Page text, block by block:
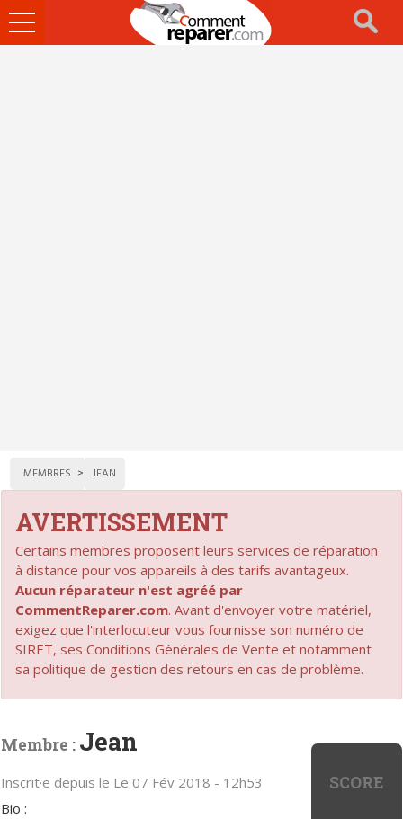
Ouvrir
le
MEMBRES JEAN
AVERTISSEMENT
Certains membres proposent leurs services de réparation
à distance pour vos appareils à des tarifs avantageux.
Aucun réparateur n'est agréé par
CommentReparer.com. Avant d'envoyer votre matériel,
exigez que l'interlocuteur vous fournisse son numéro de
SIRET, ses Conditions Générales de Vente et notamment
sa politique de gestion des retours en cas de problème.
SCORE
Membre : Jean
Inscrit·e depuis le Le 07 Fév 2018 - 12h53
Bio :